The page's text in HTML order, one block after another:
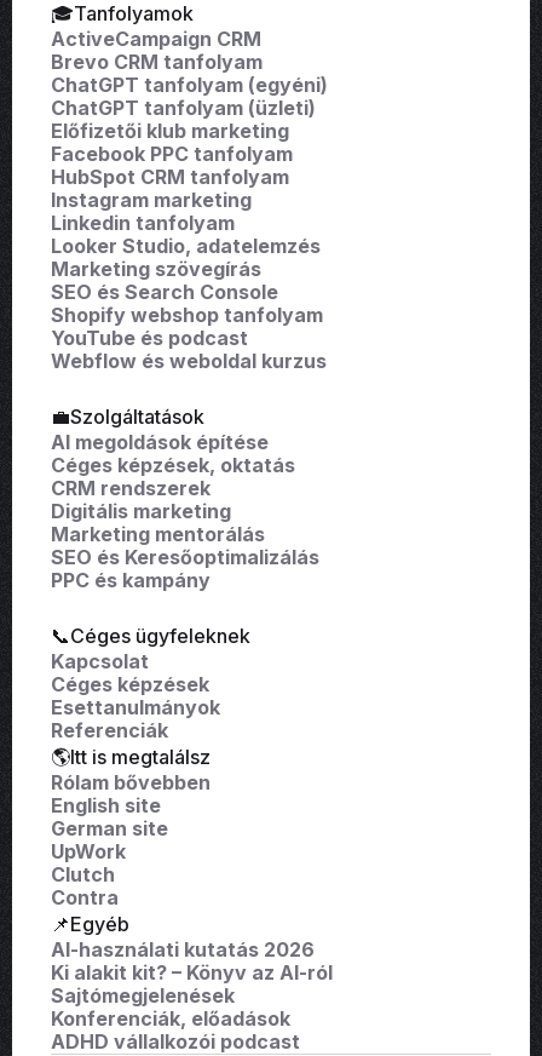
🎓Tanfolyamok
ActiveCampaign CRM
Brevo CRM tanfolyam
ChatGPT tanfolyam (egyéni)
ChatGPT tanfolyam (üzleti)
Előfizetői klub marketing
Facebook PPC tanfolyam
HubSpot CRM tanfolyam
Instagram marketing
Linkedin tanfolyam
Looker Studio, adatelemzés
Marketing szövegírás
SEO és Search Console
Shopify webshop tanfolyam
YouTube és podcast
Webflow és weboldal kurzus
💼Szolgáltatások
AI megoldások építése
Céges képzések, oktatás
CRM rendszerek
Digitális marketing
Marketing mentorálás
SEO és Keresőoptimalizálás
PPC és kampány
📞Céges ügyfeleknek
Kapcsolat
Céges képzések
Esettanulmányok
Referenciák
🌎Itt is megtalálsz
Rólam bővebben
English site
German site
UpWork
Clutch
Contra
📌Egyéb
AI-használati kutatás 2026
Ki alakit kit? – Könyv az AI-ról
Sajtómegjelenések
Konferenciák, előadások
ADHD vállalkozói podcast